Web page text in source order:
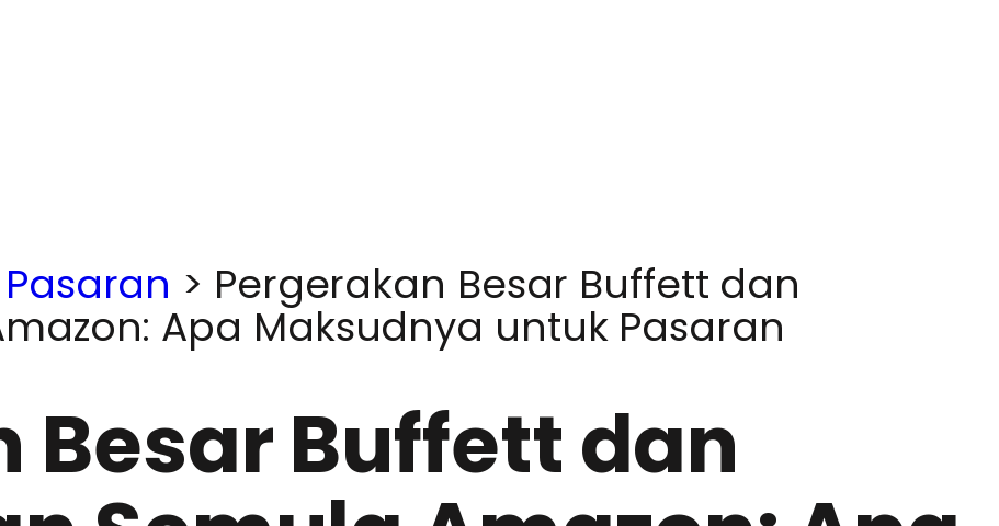
> Pergerakan Besar Buffett dan
Apa Maksudnya untuk Pasaran
Besar Buffett dan